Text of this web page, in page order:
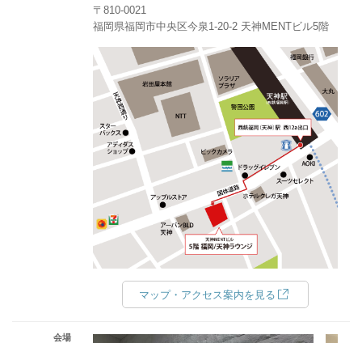
〒810-0021
福岡県福岡市中央区今泉1-20-2 天神MENTビル5階
マップ・アクセス案内を見る
会場